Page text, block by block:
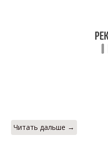
Читать дальше →